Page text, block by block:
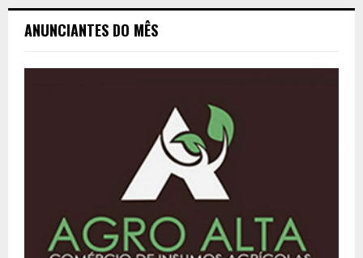
ANUNCIANTES DO MÊS